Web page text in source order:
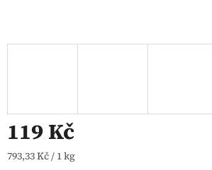
119 Kč
Měrná cena:
793,33 Kč / 1 kg